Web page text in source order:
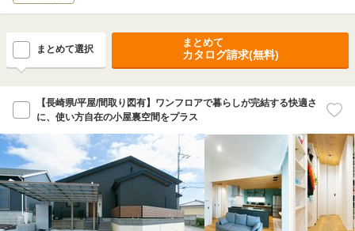
まとめて選択
まとめて
カタログ請求(無料)
【長崎県/平屋/間取り図有】ワンフロアで暮らしが完結する快適さ
に、使い方自在の小屋裏空間をプラス